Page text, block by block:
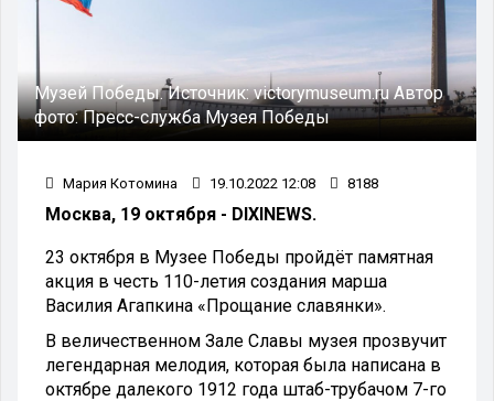
Музей Победы.Источник:victorymuseum.ruАвтор
фото:Пресс-служба Музея Победы
Мария Котомина 19.10.2022 12:08 8188
Москва, 19 октября - DIXINEWS.
23 октября в Музее Победы пройдёт памятная
акция в честь 110-летия создания марша
Василия Агапкина «Прощание славянки».
В величественном Зале Славы музея прозвучит
легендарная мелодия, которая была написана в
октябре далекого 1912 года штаб-трубачом 7-го